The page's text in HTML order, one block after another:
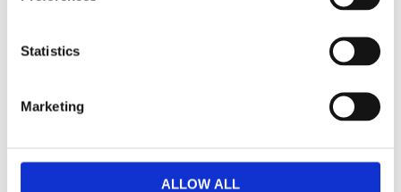
Statistics
Marketing
ALLOW ALL
harmoniskt samspel mellan form och funktion.
Den skulpterade sitsen erbjuder en naturligt
vilket gör stolen lika skön att sitta i som den är
vacker att se på. Det stadiga underredet med
stabilitet och kvalitet, samtidigt som det lyfter